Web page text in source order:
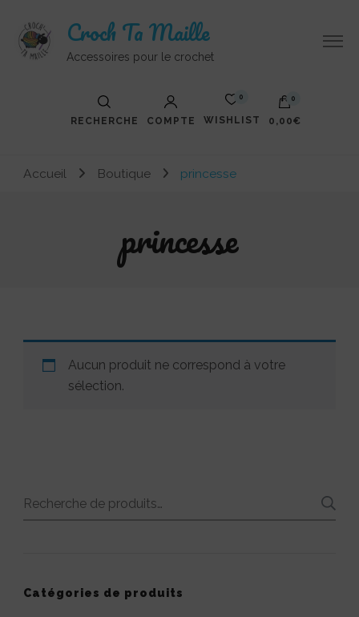
Croch Ta Maille
Accessoires pour le crochet
RECHERCHE COMPTE
0
WISHLIST
0
0,00€
Accueil Boutique princesse
princesse
Aucun produit ne correspond à votre
sélection.
Recherche
Catégories de produits